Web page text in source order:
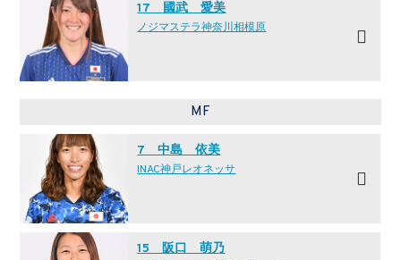
17 國武 愛美
ノジマステラ神奈川相模原
MF
7 中島 依美
INAC神戸レオネッサ
15 阪口 萌乃